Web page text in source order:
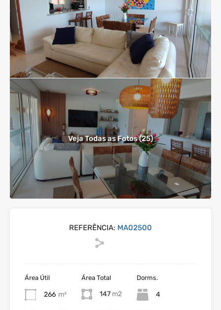
Veja Todas as Fotos (25)
REFERÊNCIA: MA02500
Dorms.
4
Área Útil
266 m²
Área Total
147